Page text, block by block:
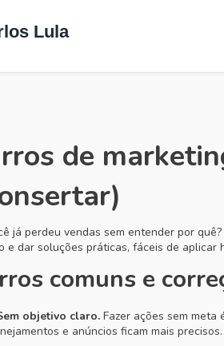
de
já perdeu vendas sem entender por
e dar soluções práticas, fáceis de aplicar
comuns e
objetivo claro. Fazer ações sem
e anúncios ficam mais precisos.